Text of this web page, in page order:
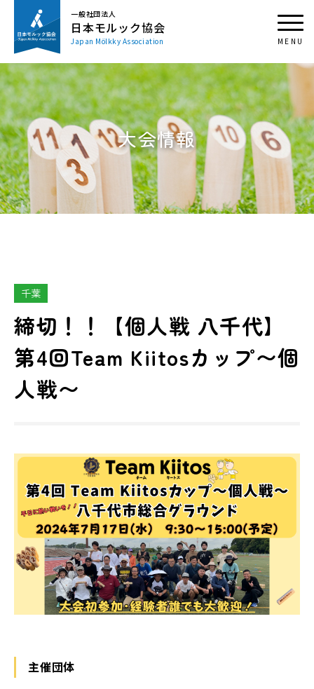
一般社団法人
日本モルック協会
Japan Mölkky Association
大会情報
千葉
締切！！【個人戦 八千代】
第4回Team Kiitosカップ〜個
人戦〜
主催団体